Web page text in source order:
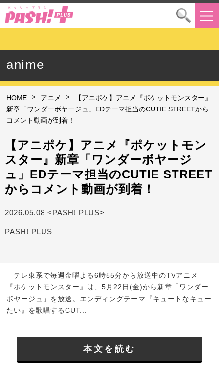
anime
HOME > アニメ >
【アニポケ】アニメ『ポケットモンスター』
新章「ワンダーボヤージュ」EDテーマ担当のCUTIE STREETから
コメント動画が到着！
【アニポケ】アニメ『ポケットモン
スター』新章「ワンダーボヤージ
ュ」EDテーマ担当のCUTIE STREET
からコメント動画が到着！
2026.05.08 <PASH! PLUS>
PASH! PLUS
テレ東系で毎週金曜よる6時55分から放送中のTVアニメ
『ポケットモンスター』は、5月22日(金)から新章「ワンダー
ボヤージュ」を放送。エンディングテーマ『キュートなキュー
たい』を歌唱するCUT...
本文を読む